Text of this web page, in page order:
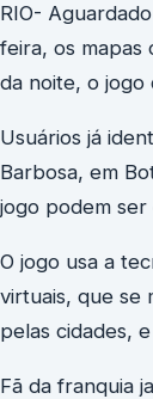
RIO-
feira, os mapas
da noite, o jogo
Usuários já
Barbosa, em
jogo podem ser
O jogo usa a
virtuais, que se
pelas cidades,
Fã da franquia